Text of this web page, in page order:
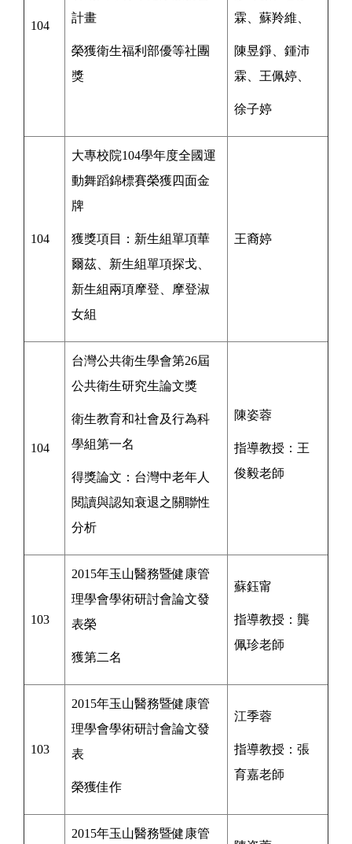
104
計畫
榮獲衛生福利部優等社團
獎
霖、蘇羚維、
陳昱錚、鍾沛
霖、王佩婷、
徐子婷
104
大專校院104學年度全國運
動舞蹈錦標賽榮獲四面金
牌
獲獎項目：新生組單項華
爾茲、新生組單項探戈、
新生組兩項摩登、摩登淑
女組
王裔婷
104
台灣公共衛生學會第26屆
公共衛生研究生論文獎
衛生教育和社會及行為科
學組第一名
得獎論文：台灣中老年人
閱讀與認知衰退之關聯性
分析
陳姿蓉
指導教授：王
俊毅老師
103
2015年玉山醫務暨健康管
理學會學術研討會論文發
表榮
獲第二名
蘇鈺甯
指導教授： 龔
佩珍老師
103
2015年玉山醫務暨健康管
理學會學術研討會論文發
表
榮獲佳作
江季蓉
指導教授： 張
育嘉老師
2015年玉山醫務暨健康管